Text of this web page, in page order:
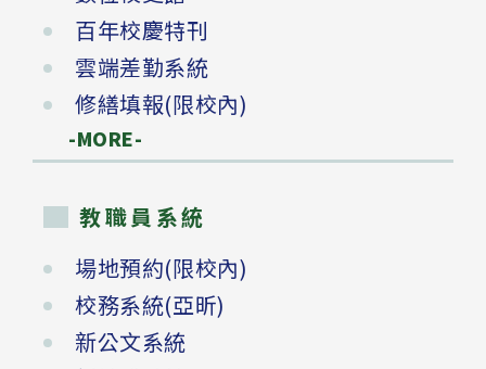
百年校慶特刊
雲端差勤系統
修繕填報(限校內)
-MORE-
教職員系統
場地預約(限校內)
校務系統(亞昕)
新公文系統